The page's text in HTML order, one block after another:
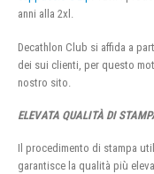
anni alla 2xl.
Decathlon Club si affida a
dei sui clienti, per questo
nostro sito.
ELEVATA QUALITÀ DI
Il procedimento di stampa
garantisce la qualità più